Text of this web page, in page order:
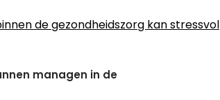
de gezondheidszorg kan stressvol
managen in de